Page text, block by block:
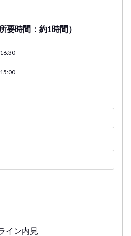
要時間：約1時間）
イン内見